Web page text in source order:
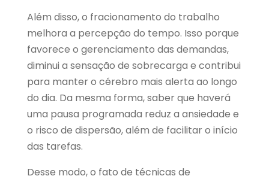
Além disso, o fracionamento do trabalho
melhora a percepção do tempo. Isso porque
favorece o gerenciamento das demandas,
diminui a sensação de sobrecarga e contribui
para manter o cérebro mais alerta ao longo
do dia. Da mesma forma, saber que haverá
uma pausa programada reduz a ansiedade e
o risco de dispersão, além de facilitar o início
das tarefas.
Desse modo, o fato de técnicas de